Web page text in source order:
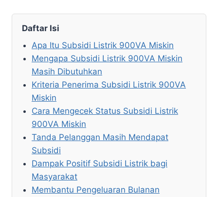
Daftar Isi
Apa Itu Subsidi Listrik 900VA Miskin
Mengapa Subsidi Listrik 900VA Miskin
Masih Dibutuhkan
Kriteria Penerima Subsidi Listrik 900VA
Miskin
Cara Mengecek Status Subsidi Listrik
900VA Miskin
Tanda Pelanggan Masih Mendapat
Subsidi
Dampak Positif Subsidi Listrik bagi
Masyarakat
Membantu Pengeluaran Bulanan